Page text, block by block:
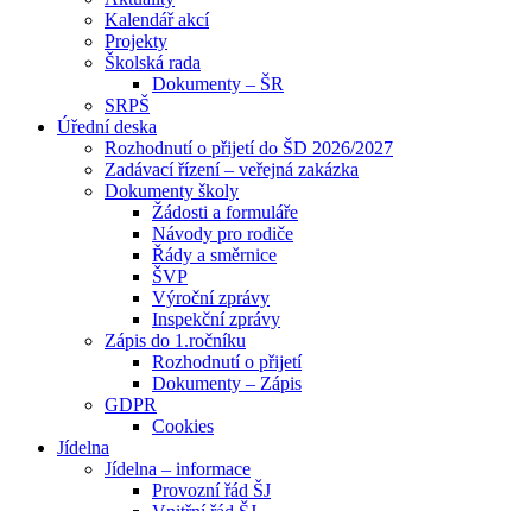
Kalendář akcí
Projekty
Školská rada
Dokumenty – ŠR
SRPŠ
Úřední deska
Rozhodnutí o přijetí do ŠD 2026/2027
Zadávací řízení – veřejná zakázka
Dokumenty školy
Žádosti a formuláře
Návody pro rodiče
Řády a směrnice
ŠVP
Výroční zprávy
Inspekční zprávy
Zápis do 1.ročníku
Rozhodnutí o přijetí
Dokumenty – Zápis
GDPR
Cookies
Jídelna
Jídelna – informace
Provozní řád ŠJ